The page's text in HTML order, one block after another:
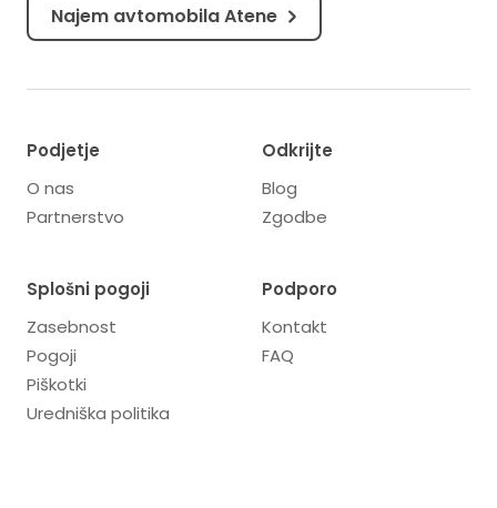
Najem avtomobila Atene
Podjetje
O nas
Partnerstvo
Odkrijte
Blog
Zgodbe
Splošni pogoji
Zasebnost
Pogoji
Piškotki
Uredniška politika
Podporo
Kontakt
FAQ